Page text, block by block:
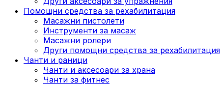
Помощни средства за рехабилитация
Масажни пистолети
Инструменти за масаж
Масажни ролери
Други помощни средства за рехабилитация
Чанти и раници
Чанти и аксесоари за храна
Чанти за фитнес